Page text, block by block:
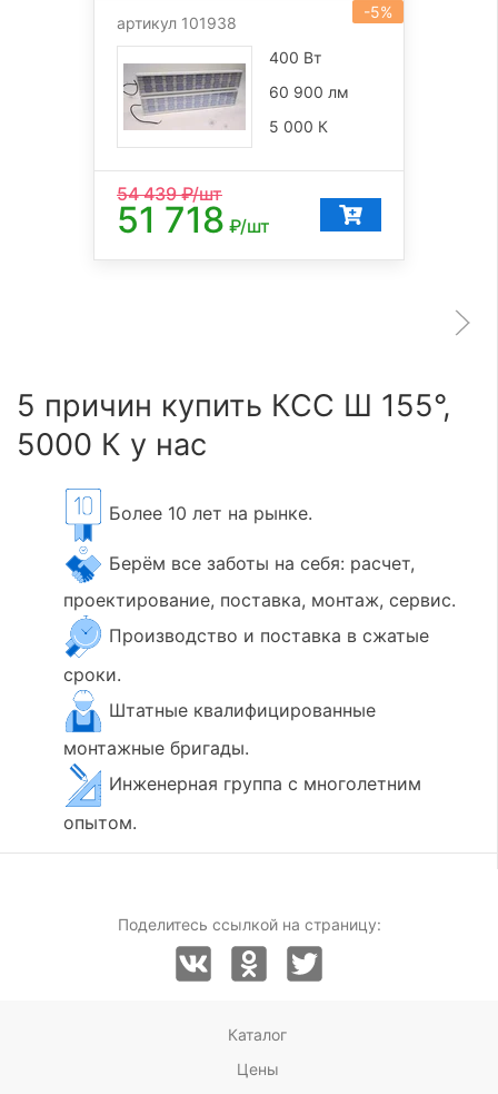
-5%
артикул 101938
400 Вт
60 900 лм
5 000 К
54 439₽/шт
51 718 ₽/шт
5 причин купить КСС Ш 155°,
5000 К у нас
Более 10 лет на рынке.
Берём все заботы на себя: расчет,
проектирование, поставка, монтаж, сервис.
Производство и поставка в сжатые
сроки.
Штатные квалифицированные
монтажные бригады.
Инженерная группа с многолетним
опытом.
Поделитесь ссылкой на страницу:
Каталог
Цены